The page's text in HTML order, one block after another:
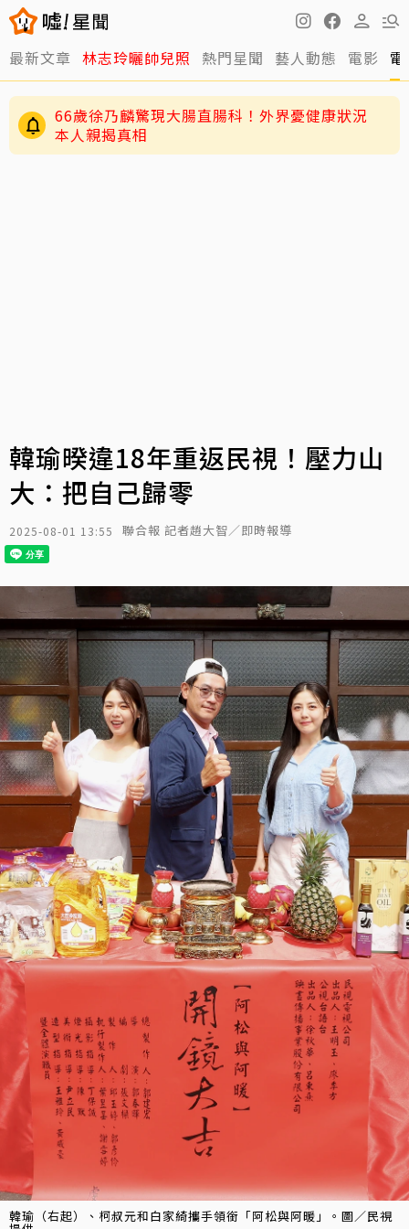
最新文章 林志玲曬帥兒照 熱門星聞 藝人動態 電影
66歲徐乃麟驚現大腸直腸科！外界憂健康狀況
本人親揭真相
韓瑜暌違18年重返民視！壓力山
大：把自己歸零
2025-08-01 13:55 聯合報 記者趙大智／即時報導
韓瑜（右起）、柯叔元和白家綺攜手領銜「阿松與阿暖」。圖／民視